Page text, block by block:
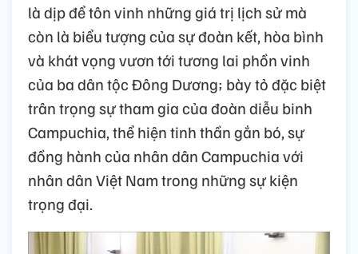
là dịp để tôn vinh những giá trị lịch sử mà
còn là biểu tượng của sự đoàn kết, hòa bình
và khát vọng vươn tới tương lai phồn vinh
của ba dân tộc Đông Dương; bày tỏ đặc biệt
trân trọng sự tham gia của đoàn diễu binh
Campuchia, thể hiện tinh thần gắn bó, sự
đồng hành của nhân dân Campuchia với
nhân dân Việt Nam trong những sự kiện
trọng đại.